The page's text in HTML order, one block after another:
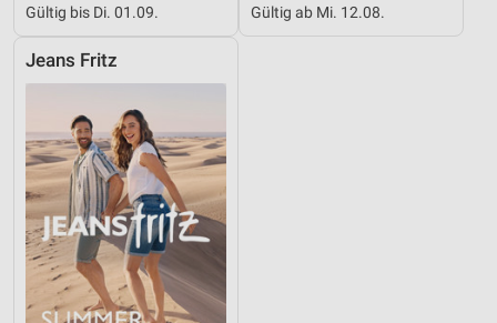
Gültig bis Di. 01.09. Gültig ab Mi. 12.08.
Jeans Fritz
Geräte anhand von aktiv angeforderten
Notwendig
Performance
Funktional
Werbung